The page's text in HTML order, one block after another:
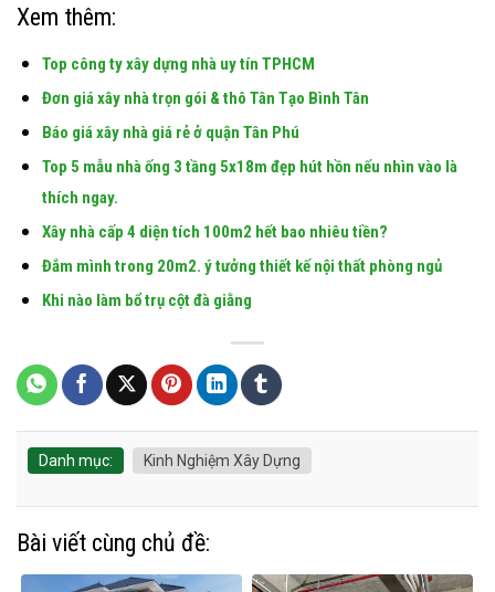
Xem thêm:
Top công ty xây dựng nhà uy tín TPHCM
Đơn giá xây nhà trọn gói & thô Tân Tạo Bình Tân
Báo giá xây nhà giá rẻ ở quận Tân Phú
Top 5 mẫu nhà ống 3 tầng 5x18m đẹp hút hồn nếu nhìn vào là
thích ngay.
Xây nhà cấp 4 diện tích 100m2 hết bao nhiêu tiền?
Đắm mình trong 20m2. ý tưởng thiết kế nội thất phòng ngủ
Khi nào làm bổ trụ cột đà giằng
Danh mục: Kinh Nghiệm Xây Dựng
Bài viết cùng chủ đề: